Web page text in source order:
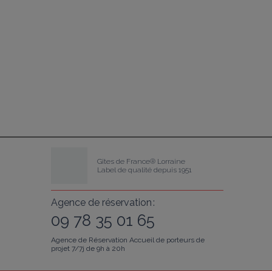
Gîtes de France® Lorraine
Label de qualité depuis 1951
Agence de réservation :
09 78 35 01 65
Agence de Réservation Accueil de porteurs de
projet 7/7j de 9h à 20h